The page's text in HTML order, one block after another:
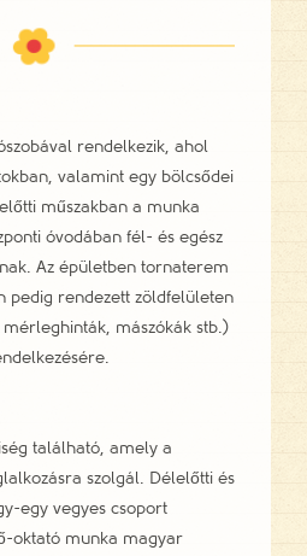
rendelkezik, ahol
valamint egy bölcsődei
műszakban a munka
óvodában fél- és egész
Az épületben tornaterem
pedig rendezett zöldfelületen
mérleghinták, mászókák stb.)
található, amely a
szolgál. Délelőtti és
egy vegyes csoport
oktató munka magyar